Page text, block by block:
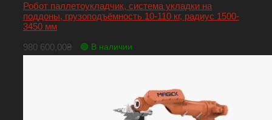
Робот паллетоукладчик, система укладки на
поддоны, грузоподъёмность 10-110 кг, радиус 1500-
3450 мм
980 600,00₴ 🟢 В наличии